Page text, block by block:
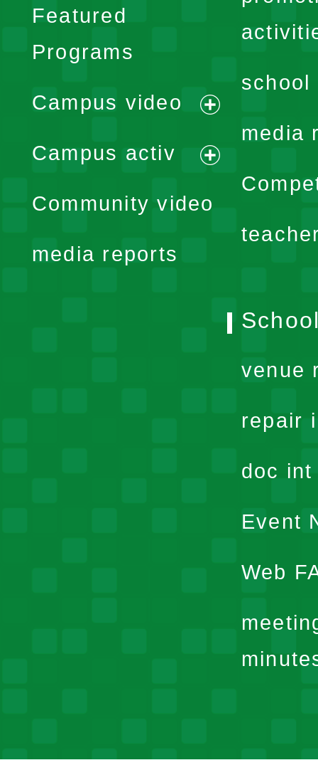
school
media
Featured
Programs
Campus video
expand
menu
Campus activ
expand
Community video
media reports
venue
repair
doc
Event
Web